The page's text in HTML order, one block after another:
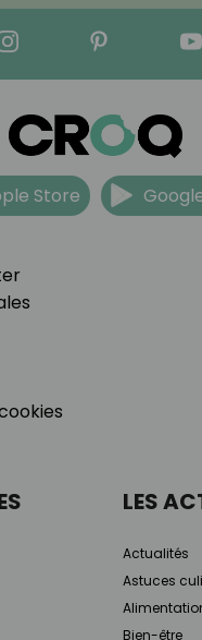
Store
LES
Actualités
Astuces
Bien-être